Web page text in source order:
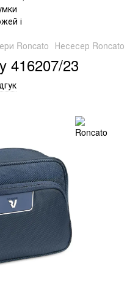
Roncato Несесер
416207/23